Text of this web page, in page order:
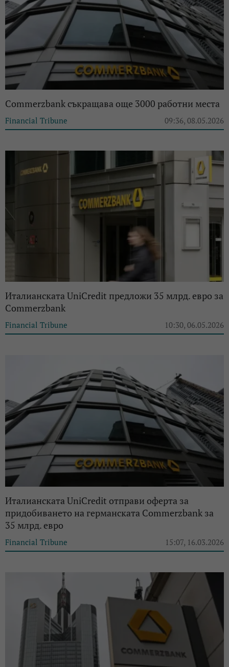
Commerzbank съкращава още 3000 работни места
Financial Tribune 09:36, 08.05.2026
Италианската UniCredit предложи 35 млрд. евро за
Commerzbank
Financial Tribune 10:30, 06.05.2026
Италианската UniCredit отправи оферта за
придобиването на германската Commerzbank за
35 млрд. евро
Financial Tribune 15:07, 16.03.2026